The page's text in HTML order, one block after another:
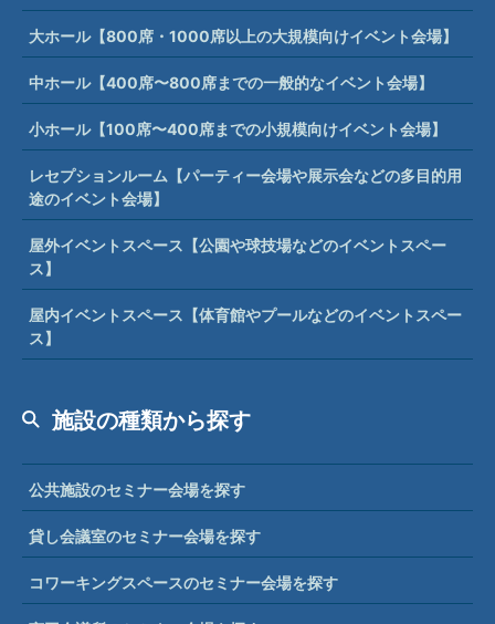
大ホール【800席・1000席以上の大規模向けイベント会場】
中ホール【400席〜800席までの一般的なイベント会場】
小ホール【100席〜400席までの小規模向けイベント会場】
レセプションルーム【パーティー会場や展示会などの多目的用
途のイベント会場】
屋外イベントスペース【公園や球技場などのイベントスペー
ス】
屋内イベントスペース【体育館やプールなどのイベントスペー
ス】
施設の種類から探す
公共施設のセミナー会場を探す
貸し会議室のセミナー会場を探す
コワーキングスペースのセミナー会場を探す